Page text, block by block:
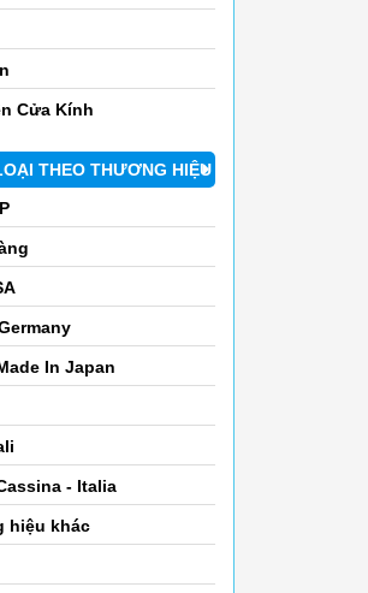
Cửa Kính
THEO THƯƠNG HIỆU
In Japan
- Italia
hiệu khác